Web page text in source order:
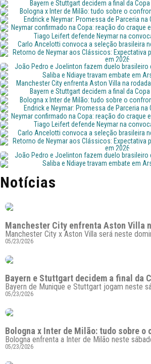
Manchester City enfrenta Aston Villa na
Premier League
Manchester City x Aston Villa será neste domingo
transmissão ao vivo pelo Disney+. Confira mais!
Bayern e Stuttgart decidem a final da
2026
Bayern de Munique e Stuttgart jogam neste sábado
da Alemanha. Transmissão: Disney+, ESPN 4 e Xsports.
Bologna x Inter de Milão: tudo sobre o
Serie A
Bologna enfrenta a Inter de Milão neste sábado (23),
Transmissão ao vivo pelo Disney+.
Endrick e Neymar: Promessa de Parceria
Confira como Endrick e Neymar se preparam para
Copa 2026. Transmissão completa aqui!
Neymar confirmado na Copa: reação do
Nikolas Ferreira
Neymar está confirmado na Copa. Confira a reação
Tiago Leifert defende Neymar na
Neymar é destaque na análise do jornalista Tiago
para a Seleção Brasileira. Confira detalhes!
Carlo Ancelotti convoca a seleção
feira (15)
Convocação da Seleção Brasileira por Carlo Ancelotti
testar novos jogadores antes da Copa do Mundo.
Retorno de Neymar aos Clássicos:
Corinthians em 2026
Santos se prepara para o esperado retorno de
contra o Corinthians. Não perca esse espetáculo!
João Pedro e Joelinton fazem duelo
Newcastle
Chelsea e Newcastle se enfrentam hoje na Premier
escalações e onde assistir a esse embate
Saliba e Ndiaye travam embate em
Arsenal enfrenta o Everton em um duelo importante na
análises, palpite e as prováveis escalações das
Manchester City enfrenta Aston Villa na
Premier League
Manchester City x Aston Villa será neste domingo
transmissão ao vivo pelo Disney+. Confira mais!
Bayern e Stuttgart decidem a final da
2026
Bayern de Munique e Stuttgart jogam neste sábado
da Alemanha. Transmissão: Disney+, ESPN 4 e Xsports.
Bologna x Inter de Milão: tudo sobre o
Serie A
Bologna enfrenta a Inter de Milão neste sábado (23),
Transmissão ao vivo pelo Disney+.
Endrick e Neymar: Promessa de Parceria
Confira como Endrick e Neymar se preparam para
Copa 2026. Transmissão completa aqui!
Neymar confirmado na Copa: reação do
Nikolas Ferreira
Neymar está confirmado na Copa. Confira a reação
Tiago Leifert defende Neymar na
Neymar é destaque na análise do jornalista Tiago
para a Seleção Brasileira. Confira detalhes!
Carlo Ancelotti convoca a seleção
feira (15)
Convocação da Seleção Brasileira por Carlo Ancelotti
testar novos jogadores antes da Copa do Mundo.
Retorno de Neymar aos Clássicos:
Corinthians em 2026
Santos se prepara para o esperado retorno de
João Pedro e Joelinton fazem duelo
Chelsea e Newcastle se enfrentam hoje na Premier
escalações e onde assistir a esse embate emocionante!
Arsenal enfrenta o Everton em um duelo importante na
análises, palpite e as prováveis escalações das
Notícias
Manchester City enfrenta Aston Villa
Manchester City x Aston Villa será neste
05/23/2026
Bayern e Stuttgart decidem a final da
Bayern de Munique e Stuttgart jogam neste
05/23/2026
Bologna x Inter de Milão: tudo sobre
Bologna enfrenta a Inter de Milão neste
05/23/2026